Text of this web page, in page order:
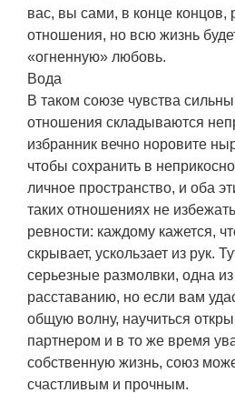
вас, вы сами, в конце концов,
отношения, но всю жизнь
«огненную» любовь.
Вода
В таком союзе чувства
отношения складываются
избранник вечно норовите
чтобы сохранить в
личное пространство, и оба
таких отношениях не
ревности: каждому кажется,
скрывает, ускользает из рук.
серьезные размолвки, одна
расставанию, но если вам
общую волну, научиться
партнером и в то же время
собственную жизнь, союз
счастливым и прочным.